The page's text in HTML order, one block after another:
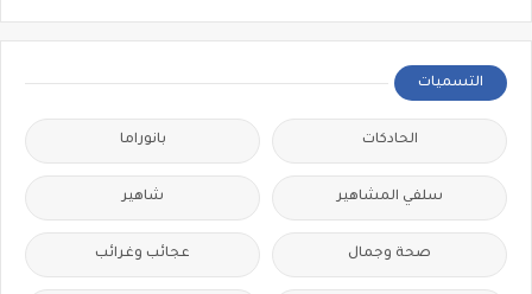
التسميات
الحادكات بانوراما
سلفي المشاهير شاهير
صحة وجمال عجائب وغرائب